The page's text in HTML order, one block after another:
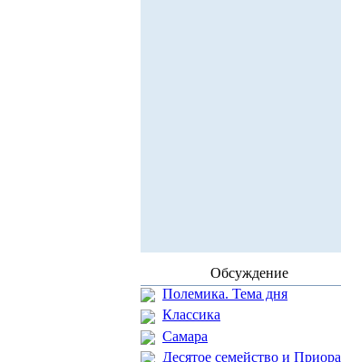
Обсуждение
Полемика. Тема дня
Классика
Самара
Десятое семейство и Приора